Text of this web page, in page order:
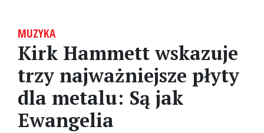
MUZYKA
Kirk Hammett wskazuje
trzy najważniejsze płyty
dla metalu: Są jak
Ewangelia